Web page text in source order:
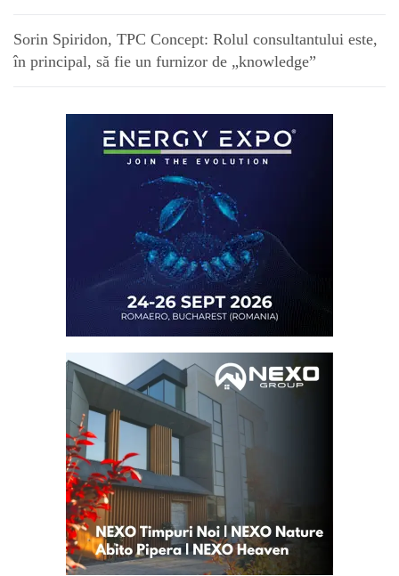
Sorin Spiridon, TPC Concept: Rolul consultantului este,
în principal, să fie un furnizor de „knowledge”